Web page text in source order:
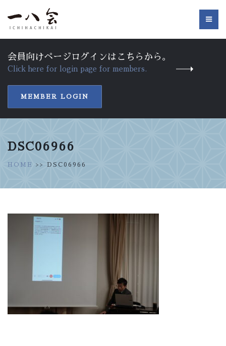
会員向けページログインはこちらから。
Click here for login page for members.
MEMBER LOGIN
DSC06966
HOME >> DSC06966